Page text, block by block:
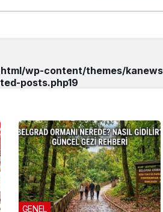
wp-content/themes/
posts.php19
GENEL